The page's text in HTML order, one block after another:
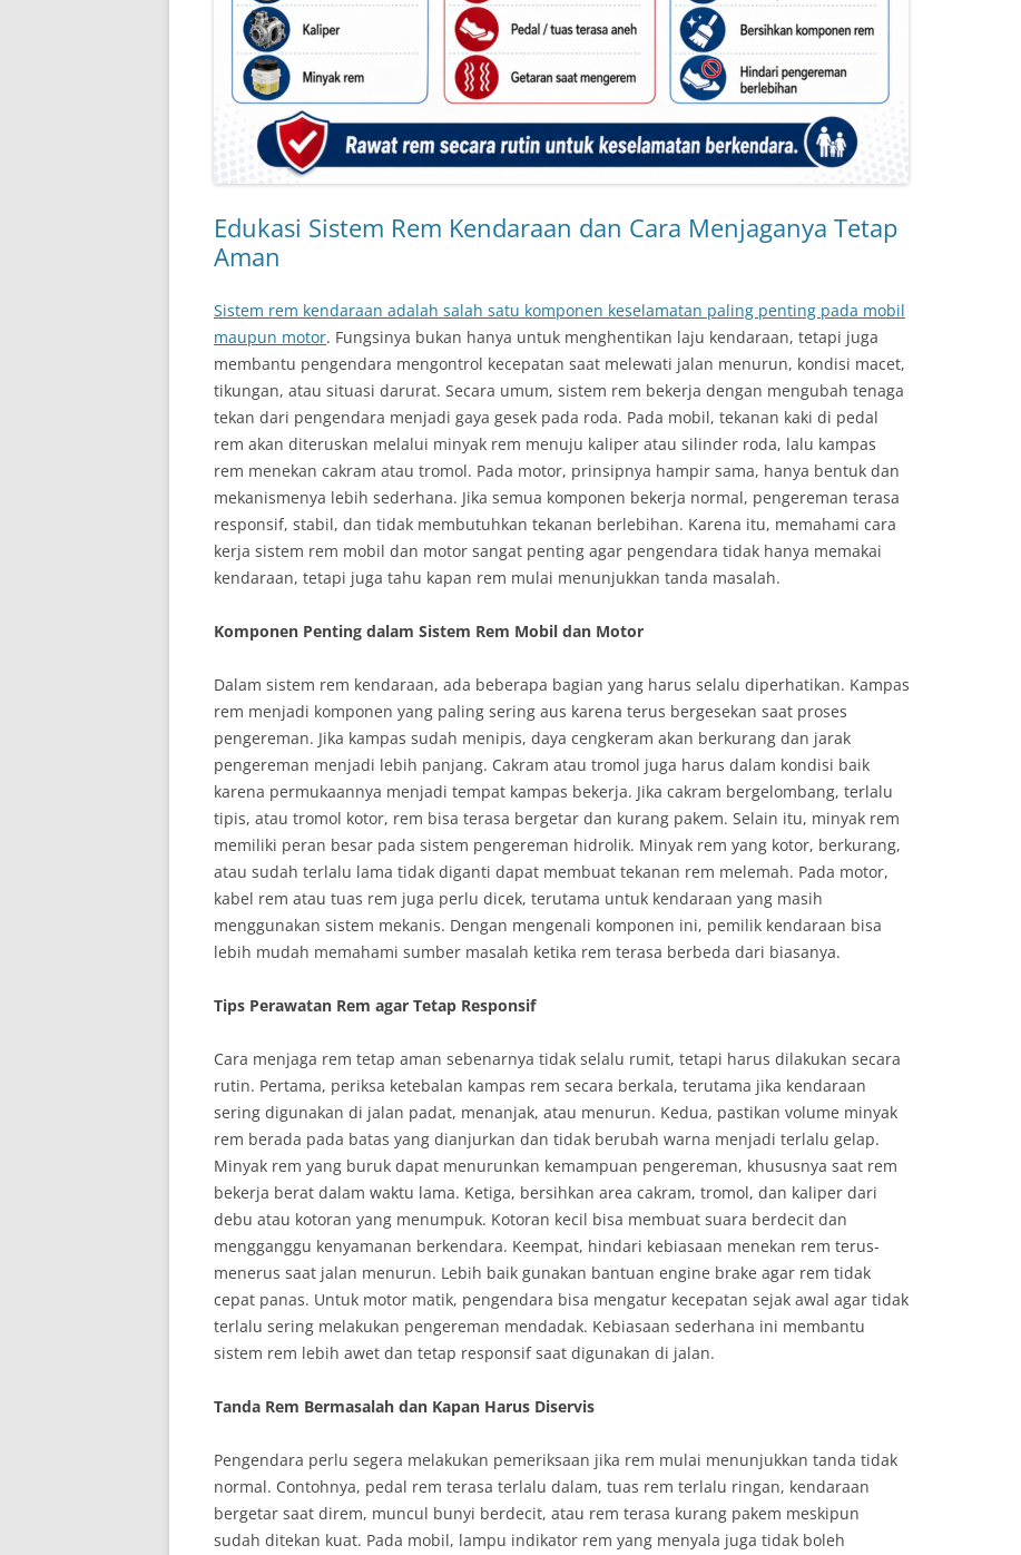
Edukasi Sistem Rem Kendaraan dan Cara Menjaganya Tetap
Aman
Sistem rem kendaraan adalah salah satu komponen keselamatan paling penting pada mobil
maupun motor. Fungsinya bukan hanya untuk menghentikan laju kendaraan, tetapi juga
membantu pengendara mengontrol kecepatan saat melewati jalan menurun, kondisi macet,
tikungan, atau situasi darurat. Secara umum, sistem rem bekerja dengan mengubah tenaga
tekan dari pengendara menjadi gaya gesek pada roda. Pada mobil, tekanan kaki di pedal
rem akan diteruskan melalui minyak rem menuju kaliper atau silinder roda, lalu kampas
rem menekan cakram atau tromol. Pada motor, prinsipnya hampir sama, hanya bentuk dan
mekanismenya lebih sederhana. Jika semua komponen bekerja normal, pengereman terasa
responsif, stabil, dan tidak membutuhkan tekanan berlebihan. Karena itu, memahami cara
kerja sistem rem mobil dan motor sangat penting agar pengendara tidak hanya memakai
kendaraan, tetapi juga tahu kapan rem mulai menunjukkan tanda masalah.
Komponen Penting dalam Sistem Rem Mobil dan Motor
Dalam sistem rem kendaraan, ada beberapa bagian yang harus selalu diperhatikan. Kampas
rem menjadi komponen yang paling sering aus karena terus bergesekan saat proses
pengereman. Jika kampas sudah menipis, daya cengkeram akan berkurang dan jarak
pengereman menjadi lebih panjang. Cakram atau tromol juga harus dalam kondisi baik
karena permukaannya menjadi tempat kampas bekerja. Jika cakram bergelombang, terlalu
tipis, atau tromol kotor, rem bisa terasa bergetar dan kurang pakem. Selain itu, minyak rem
memiliki peran besar pada sistem pengereman hidrolik. Minyak rem yang kotor, berkurang,
atau sudah terlalu lama tidak diganti dapat membuat tekanan rem melemah. Pada motor,
kabel rem atau tuas rem juga perlu dicek, terutama untuk kendaraan yang masih
menggunakan sistem mekanis. Dengan mengenali komponen ini, pemilik kendaraan bisa
lebih mudah memahami sumber masalah ketika rem terasa berbeda dari biasanya.
Tips Perawatan Rem agar Tetap Responsif
Cara menjaga rem tetap aman sebenarnya tidak selalu rumit, tetapi harus dilakukan secara
rutin. Pertama, periksa ketebalan kampas rem secara berkala, terutama jika kendaraan
sering digunakan di jalan padat, menanjak, atau menurun. Kedua, pastikan volume minyak
rem berada pada batas yang dianjurkan dan tidak berubah warna menjadi terlalu gelap.
Minyak rem yang buruk dapat menurunkan kemampuan pengereman, khususnya saat rem
bekerja berat dalam waktu lama. Ketiga, bersihkan area cakram, tromol, dan kaliper dari
debu atau kotoran yang menumpuk. Kotoran kecil bisa membuat suara berdecit dan
mengganggu kenyamanan berkendara. Keempat, hindari kebiasaan menekan rem terus-
menerus saat jalan menurun. Lebih baik gunakan bantuan engine brake agar rem tidak
cepat panas. Untuk motor matik, pengendara bisa mengatur kecepatan sejak awal agar tidak
terlalu sering melakukan pengereman mendadak. Kebiasaan sederhana ini membantu
sistem rem lebih awet dan tetap responsif saat digunakan di jalan.
Tanda Rem Bermasalah dan Kapan Harus Diservis
Pengendara perlu segera melakukan pemeriksaan jika rem mulai menunjukkan tanda tidak
normal. Contohnya, pedal rem terasa terlalu dalam, tuas rem terlalu ringan, kendaraan
bergetar saat direm, muncul bunyi berdecit, atau rem terasa kurang pakem meskipun
sudah ditekan kuat. Pada mobil, lampu indikator rem yang menyala juga tidak boleh